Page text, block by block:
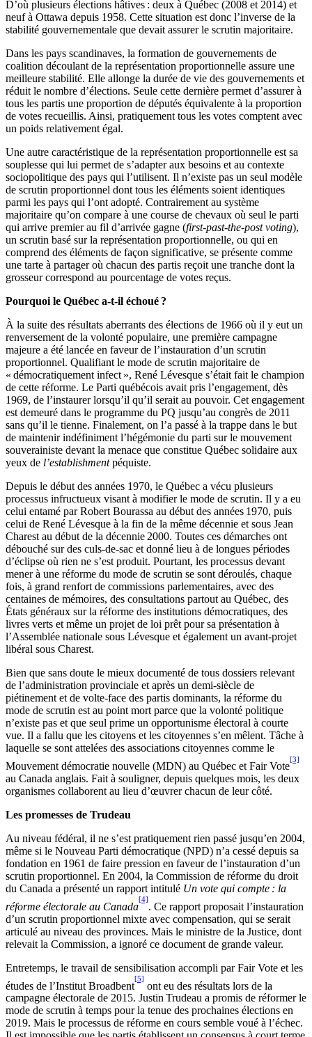
D’où plusieurs élections hâtives : deux à Québec (2008 et 2014) et
neuf à Ottawa depuis 1958. Cette situation est donc l’inverse de la
stabilité gouvernementale que devait assurer le scrutin majoritaire.
Dans les pays scandinaves, la formation de gouvernements de
coalition découlant de la représentation proportionnelle assure une
meilleure stabilité. Elle allonge la durée de vie des gouvernements et
réduit le nombre d’élections. Seule cette dernière permet d’assurer à
tous les partis une proportion de députés équivalente à la proportion
de votes recueillis. Ainsi, pratiquement tous les votes comptent avec
un poids relativement égal.
Une autre caractéristique de la représentation proportionnelle est sa
souplesse qui lui permet de s’adapter aux besoins et au contexte
sociopolitique des pays qui l’utilisent. Il n’existe pas un seul modèle
de scrutin proportionnel dont tous les éléments soient identiques
parmi les pays qui l’ont adopté. Contrairement au système
majoritaire qu’on compare à une course de chevaux où seul le parti
qui arrive premier au fil d’arrivée gagne (first-past-the-post voting),
un scrutin basé sur la représentation proportionnelle, ou qui en
comprend des éléments de façon significative, se présente comme
une tarte à partager où chacun des partis reçoit une tranche dont la
grosseur correspond au pourcentage de votes reçus.
Pourquoi le Québec a-t-il échoué ?
À la suite des résultats aberrants des élections de 1966 où il y eut un
renversement de la volonté populaire, une première campagne
majeure a été lancée en faveur de l’instauration d’un scrutin
proportionnel. Qualifiant le mode de scrutin majoritaire de
« démocratiquement infect », René Lévesque s’était fait le champion
de cette réforme. Le Parti québécois avait pris l’engagement, dès
1969, de l’instaurer lorsqu’il qu’il serait au pouvoir. Cet engagement
est demeuré dans le programme du PQ jusqu’au congrès de 2011
sans qu’il le tienne. Finalement, on l’a passé à la trappe dans le but
de maintenir indéfiniment l’hégémonie du parti sur le mouvement
souverainiste devant la menace que constitue Québec solidaire aux
yeux de l’establishmentpéquiste.
Depuis le début des années 1970, le Québec a vécu plusieurs
processus infructueux visant à modifier le mode de scrutin. Il y a eu
celui entamé par Robert Bourassa au début des années 1970, puis
celui de René Lévesque à la fin de la même décennie et sous Jean
Charest au début de la décennie 2000. Toutes ces démarches ont
débouché sur des culs-de-sac et donné lieu à de longues périodes
d’éclipse où rien ne s’est produit. Pourtant, les processus devant
mener à une réforme du mode de scrutin se sont déroulés, chaque
fois, à grand renfort de commissions parlementaires, avec des
centaines de mémoires, des consultations partout au Québec, des
États généraux sur la réforme des institutions démocratiques, des
livres verts et même un projet de loi prêt pour sa présentation à
l’Assemblée nationale sous Lévesque et également un avant-projet
libéral sous Charest.
Bien que sans doute le mieux documenté de tous dossiers relevant
de l’administration provinciale et après un demi-siècle de
piétinement et de volte-face des partis dominants, la réforme du
mode de scrutin est au point mort parce que la volonté politique
n’existe pas et que seul prime un opportunisme électoral à courte
vue. Il a fallu que les citoyens et les citoyennes s’en mêlent. Tâche à
laquelle se sont attelées des associations citoyennes comme le
Mouvement démocratie nouvelle (MDN) au Québec et Fair Vote
[3]
au Canada anglais. Fait à souligner, depuis quelques mois, les deux
organismes collaborent au lieu d’œuvrer chacun de leur côté.
Les promesses de Trudeau
Au niveau fédéral, il ne s’est pratiquement rien passé jusqu’en 2004,
même si le Nouveau Parti démocratique (NPD) n’a cessé depuis sa
fondation en 1961 de faire pression en faveur de l’instauration d’un
scrutin proportionnel. En 2004, la Commission de réforme du droit
du Canada a présenté un rapport intitulé Un vote qui compte : la
réforme électorale au Canada
[4]
. Ce rapport proposait l’instauration
d’un scrutin proportionnel mixte avec compensation, qui se serait
articulé au niveau des provinces. Mais le ministre de la Justice, dont
relevait la Commission, a ignoré ce document de grande valeur.
Entretemps, le travail de sensibilisation accompli par Fair Vote et les
études de l’Institut Broadbent
[5]
ont eu des résultats lors de la
campagne électorale de 2015. Justin Trudeau a promis de réformer le
mode de scrutin à temps pour la tenue des prochaines élections en
2019. Mais le processus de réforme en cours semble voué à l’échec.